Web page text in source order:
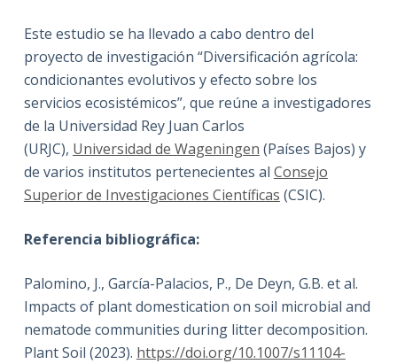
Este estudio se ha llevado a cabo dentro del
proyecto de investigación “Diversificación agrícola:
condicionantes evolutivos y efecto sobre los
servicios ecosistémicos”, que reúne a investigadores
de la Universidad Rey Juan Carlos
(URJC), Universidad de Wageningen (Países Bajos) y
de varios institutos pertenecientes al Consejo
Superior de Investigaciones Científicas (CSIC).
Referencia bibliográfica:
Palomino, J., García-Palacios, P., De Deyn, G.B. et al.
Impacts of plant domestication on soil microbial and
nematode communities during litter decomposition.
Plant Soil (2023). https://doi.org/10.1007/s11104-